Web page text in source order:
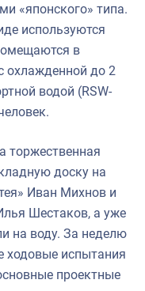
«японского» типа.
используются
в
охлажденной до 2
водой (RSW-
торжественная
доску на
Иван Михнов и
Шестаков, а уже
на воду. За неделю
ходовые испытания
проектные